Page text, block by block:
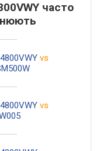
часто
vs
vs